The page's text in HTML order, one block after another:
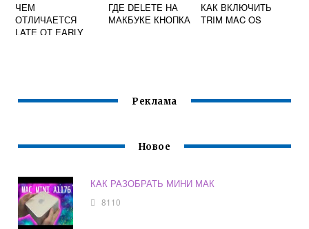
ЧЕМ
ОТЛИЧАЕТСЯ
LATE ОТ EARLY
ГДЕ DELETE НА
МАКБУКЕ КНОПКА
КАК ВКЛЮЧИТЬ
TRIM MAC OS
Реклама
Новое
КАК РАЗОБРАТЬ МИНИ МАК
8110